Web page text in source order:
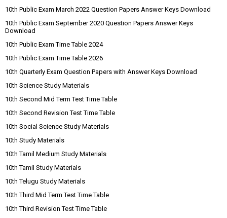
10th Public Exam March 2022 Question Papers Answer Keys Download
10th Public Exam September 2020 Question Papers Answer Keys
Download
10th Public Exam Time Table 2024
10th Public Exam Time Table 2026
10th Quarterly Exam Question Papers with Answer Keys Download
10th Science Study Materials
10th Second Mid Term Test Time Table
10th Second Revision Test Time Table
10th Social Science Study Materials
10th Study Materials
10th Tamil Medium Study Materials
10th Tamil Study Materials
10th Telugu Study Materials
10th Third Mid Term Test Time Table
10th Third Revision Test Time Table